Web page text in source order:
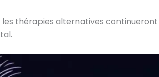
thérapies alternatives